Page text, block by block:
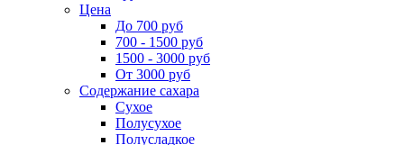
Цена
До 700 руб
700 - 1500 руб
1500 - 3000 руб
От 3000 руб
Содержание сахара
Сухое
Полусухое
Полусладкое